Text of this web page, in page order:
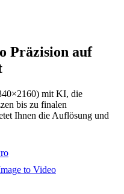
Präzision auf
mit KI, die
bis zu finalen
Ihnen die Auflösung und
to Video